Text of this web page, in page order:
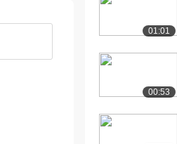
01:01
00:53